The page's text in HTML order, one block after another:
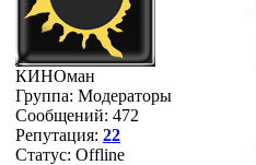
КИНОман
Группа: Модераторы
Сообщений: 472
Репутация: 22
Статус: Offline